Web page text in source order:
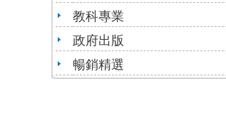
教科專業
政府出版
暢銷精選